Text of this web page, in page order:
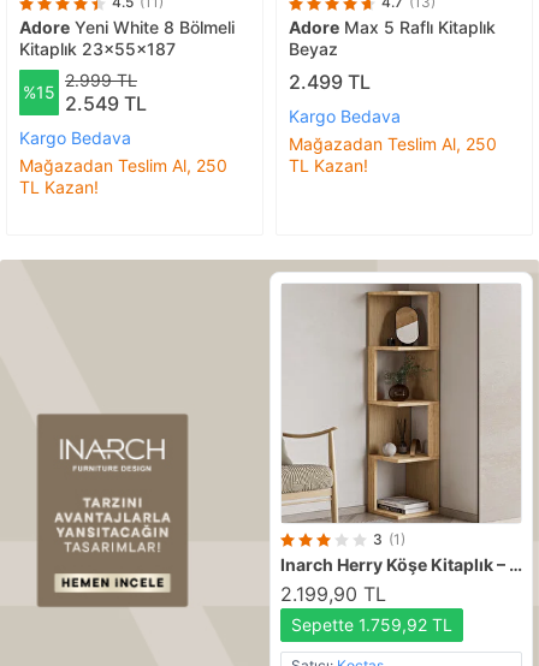
Adore Yeni White 8 Bölmeli
Kitaplık 23x55x187
%15
2.999 TL
2.549 TL
Kargo Bedava
Mağazadan Teslim Al, 250
TL Kazan!
Adore Max 5 Raflı Kitaplık
Beyaz
2.499 TL
Kargo Bedava
Mağazadan Teslim Al, 250
TL Kazan!
3 (1)
Inarch Herry Köşe Kitaplık – Dekoratif Raf Ünitesi, Modern Kütüphane, Sıcak Meşe/safir Meşe Meşe
2.199,90 TL
Sepette 1.759,92 TL